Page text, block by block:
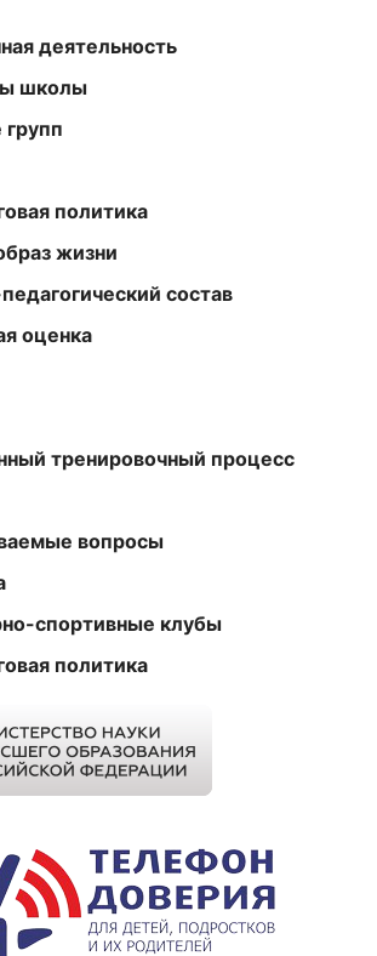
деятельность
школы
групп
политика
жизни
состав
оценка
тренировочный процесс
вопросы
спортивные клубы
политика